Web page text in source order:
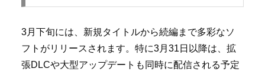
3月下旬には、新規タイトルから続編まで多彩なソ
フトがリリースされます。特に3月31日以降は、拡
張DLCや大型アップデートも同時に配信される予定